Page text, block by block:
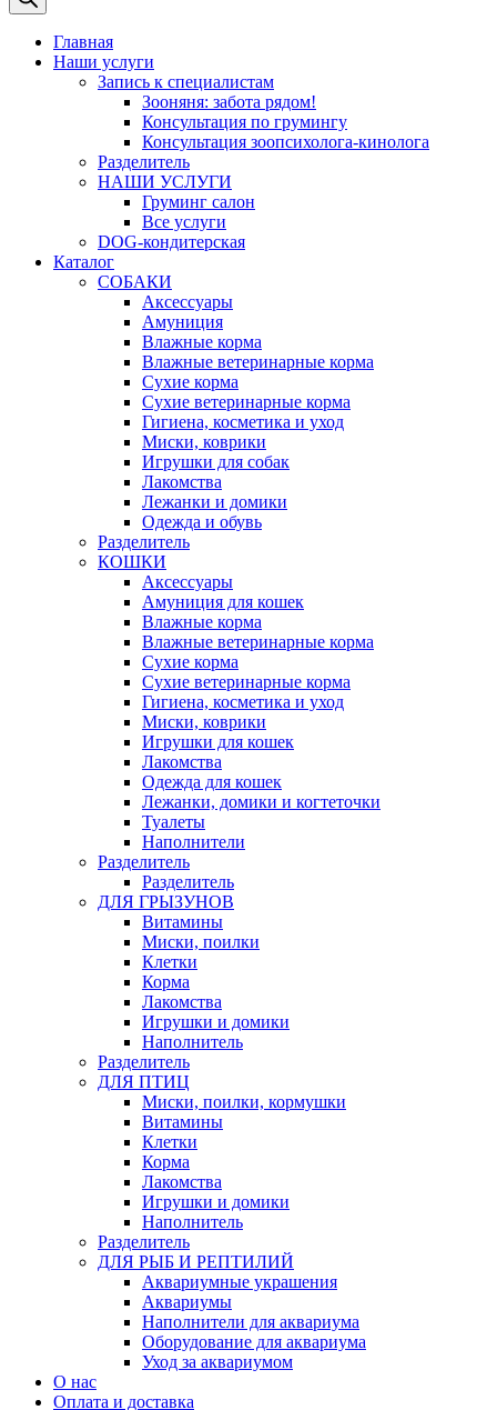
Главная
Наши услуги
Запись к специалистам
Зооняня: забота рядом!
Консультация по грумингу
Консультация зоопсихолога-кинолога
Pазделитель
НАШИ УСЛУГИ
Груминг салон
Все услуги
DOG-кондитерская
Каталог
СОБАКИ
Аксессуары
Амуниция
Влажные корма
Влажные ветеринарные корма
Сухие корма
Сухие ветеринарные корма
Гигиена, косметика и уход
Миски, коврики
Игрушки для собак
Лакомства
Лежанки и домики
Одежда и обувь
Разделитель
КОШКИ
Аксессуары
Амуниция для кошек
Влажные корма
Влажные ветеринарные корма
Сухие корма
Сухие ветеринарные корма
Гигиена, косметика и уход
Миски, коврики
Игрушки для кошек
Лакомства
Одежда для кошек
Лежанки, домики и когтеточки
Туалеты
Наполнители
Pазделитель
Разделитель
ДЛЯ ГРЫЗУНОВ
Витамины
Миски, поилки
Клетки
Корма
Лакомства
Игрушки и домики
Наполнитель
Разделитель
ДЛЯ ПТИЦ
Миски, поилки, кормушки
Витамины
Клетки
Корма
Лакомства
Игрушки и домики
Наполнитель
Разделитель
ДЛЯ РЫБ И РЕПТИЛИЙ
Аквариумные украшения
Аквариумы
Наполнители для аквариума
Оборудование для аквариума
Уход за аквариумом
О нас
Оплата и доставка